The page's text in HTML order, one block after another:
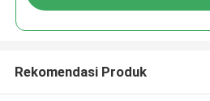
Rekomendasi Produk